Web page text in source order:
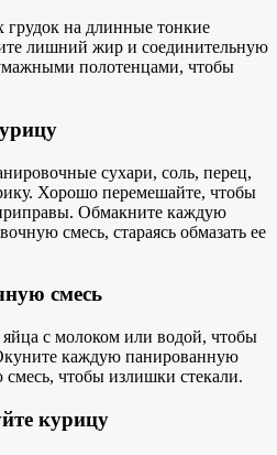
грудок на длинные тонкие
лишний жир и соединительную
полотенцами, чтобы
сухари, соль, перец,
Хорошо перемешайте, чтобы
Обмакните каждую
смесь, стараясь обмазать ее
смесь
с молоком или водой, чтобы
каждую панированную
чтобы излишки стекали.
курицу